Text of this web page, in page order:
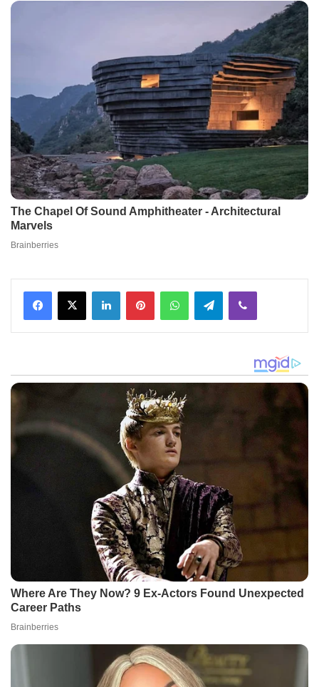
Facebook
X LinkedInPinterestWhatsAppTelegramViber